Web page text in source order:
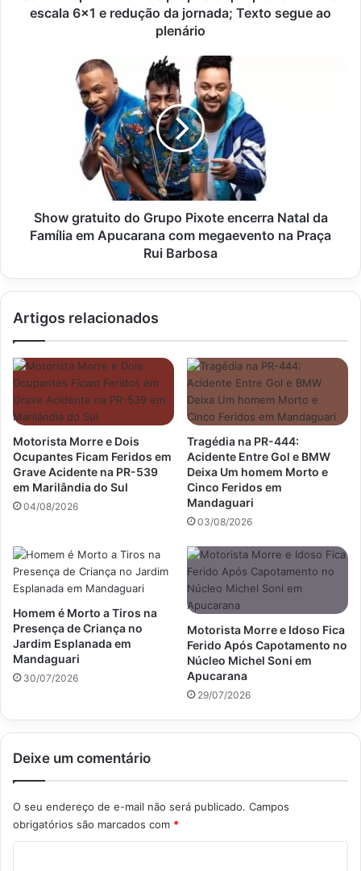
escalaescala 6x1 e redução da jornada; Texto segue ao
plenário
Apucarana
Rui
Show gratuito do Grupo Pixote encerra Natal da
Família em Apucarana com megaevento na Praça
Rui Barbosa
Artigos relacionados
Motorista Morre e Dois
Ocupantes Ficam Feridos em
Grave Acidente na PR-539
em Marilândia do Sul
04/08/2026
Tragédia na PR-444:
Acidente Entre Gol e BMW
Deixa Um homem Morto e
Cinco Feridos em
Mandaguari
03/08/2026
Homem é Morto a Tiros na
Presença de Criança no
Jardim Esplanada em
Mandaguari
30/07/2026
Motorista Morre e Idoso Fica
Ferido Após Capotamento no
Núcleo Michel Soni em
Apucarana
29/07/2026
Deixe um comentário
O seu endereço de e-mail não será publicado. Campos
obrigatórios são marcados com *